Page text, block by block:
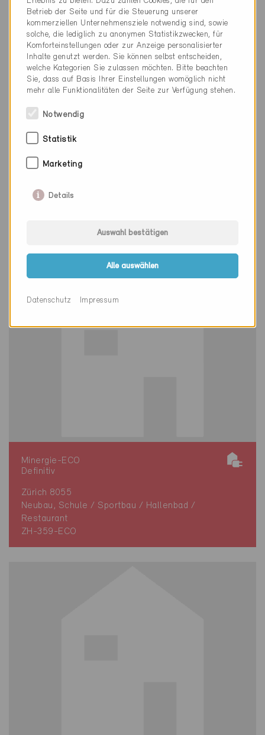
Minergie-ECO
Zürich 8002
Minergie-ECO
Definitiv
Zürich 8055
Neubau, Schule / Sportbau / Hallenbad /
Restaurant
ZH-359-ECO
Betrieb der Seite und für die Steuerung unserer
kommerziellen Unternehmensziele notwendig sind, sowie
solche, die lediglich zu anonymen Statistikzwecken, für
Komforteinstellungen oder zur Anzeige personalisierter
Inhalte genutzt werden. Sie können selbst entscheiden,
welche Kategorien Sie zulassen möchten. Bitte beachten
Sie, dass auf Basis Ihrer Einstellungen womöglich nicht
mehr alle Funktionalitäten der Seite zur Verfügung stehen.
Notwendig
Statistik
Marketing
Details
Auswahl bestätigen
Alle auswählen
Datenschutz Impressum